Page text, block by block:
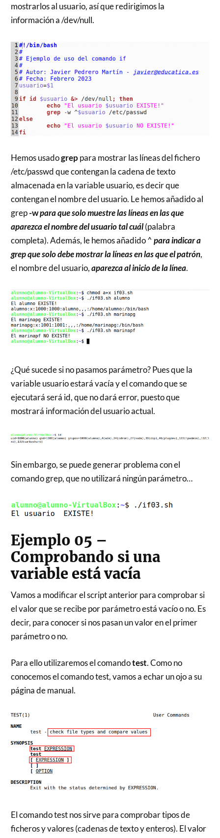
mostrarlos al usuario, así que redirigimos la
información a /dev/null.
Hemos usadogreppara mostrar las líneas del fichero
/etc/passwd que contengan la cadena de texto
almacenada en la variable usuario, es decir que
contengan el nombre del usuario. Le hemos añadido al
grep-wpara que solo muestre las líneas en las que
aparezca el nombre del usuario tal cuál(palabra
completa). Además, le hemos añadido ^para indicar a
grep que solo debe mostrar la líneas en las que el patrón,
el nombre del usuario,aparezca al inicio de la línea.
¿Qué sucede si no pasamos parámetro? Pues que la
variable usuario estará vacía y el comando que se
ejecutará será id, que no dará error, puesto que
mostrará información del usuario actual.
Sin embargo, se puede generar problema con el
comando grep, que no utilizará ningún parámetro…
Ejemplo 05 –
Comprobando si una
variable está vacía
Vamos a modificar el script anterior para comprobar si
el valor que se recibe por parámetro está vacío o no. Es
decir, para conocer si nos pasan un valor en el primer
parámetro o no.
Para ello utilizaremos el comandotest. Como no
conocemos el comando test, vamos a echar un ojo a su
página de manual.
El comando test nos sirve para comprobar tipos de
ficheros y valores (cadenas de texto y enteros). El valor